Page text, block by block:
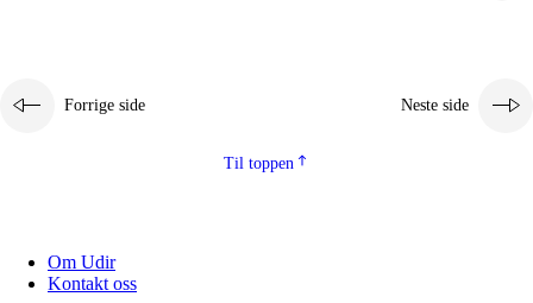
Forrige side Neste side
Til toppen
Om Udir
Kontakt oss